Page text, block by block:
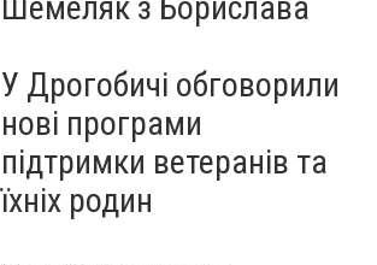
У Дрогобичі обговорили
нові програми
підтримки ветеранів та
їхніх родин